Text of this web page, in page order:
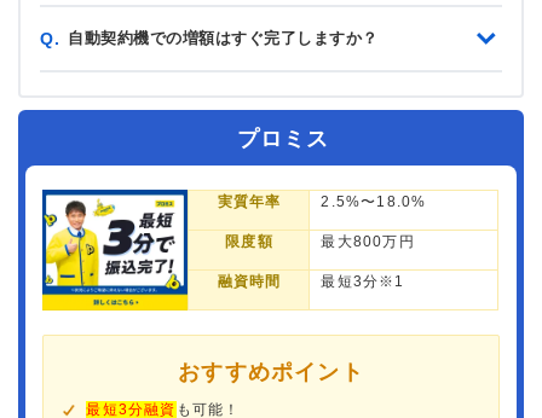
Q. 自動契約機での増額はすぐ完了しますか？
プロミス
実質年率 2.5%〜18.0%
限度額 最大800万円
融資時間 最短3分※1
おすすめポイント
最短3分融資 も可能！